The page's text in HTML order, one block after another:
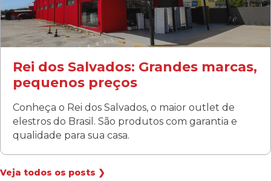
ÚLTIMOS DIAS DE LIQUIDAÇÃO!
(41) 3411-1754
(41) 99249-4620
Rei dos Salvados: Grandes marcas,
pequenos preços
Conheça o Rei dos Salvados, o maior outlet de
elestros do Brasil. São produtos com garantia e
qualidade para sua casa.
Veja todos os posts ❯